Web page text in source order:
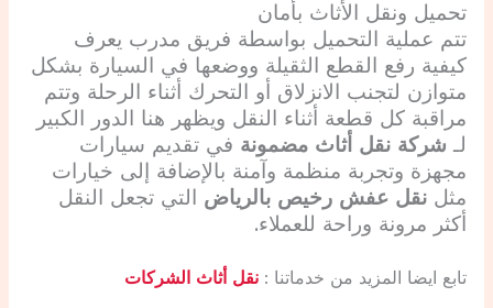
تحميل ونقل الأثاث بأمان
تتم عملية التحميل بواسطة فريق مدرب يعرف
كيفية رفع القطع الثقيلة ووضعها في السيارة بشكل
متوازن لتجنب الانزلاق أو التحرك أثناء الرحلة وتتم
مراقبة كل قطعة أثناء النقل ويظهر هنا الدور الكبير
لـ شركة نقل أثاث مضمونة في تقديم سيارات
مجهزة وتجربة منظمة وآمنة بالإضافة إلى خيارات
مثل نقل عفش رخيص بالرياض التي تجعل النقل
أكثر مرونة وراحة للعملاء.
تابع ايضا المزيد من خدماتنا : نقل أثاث الشركات